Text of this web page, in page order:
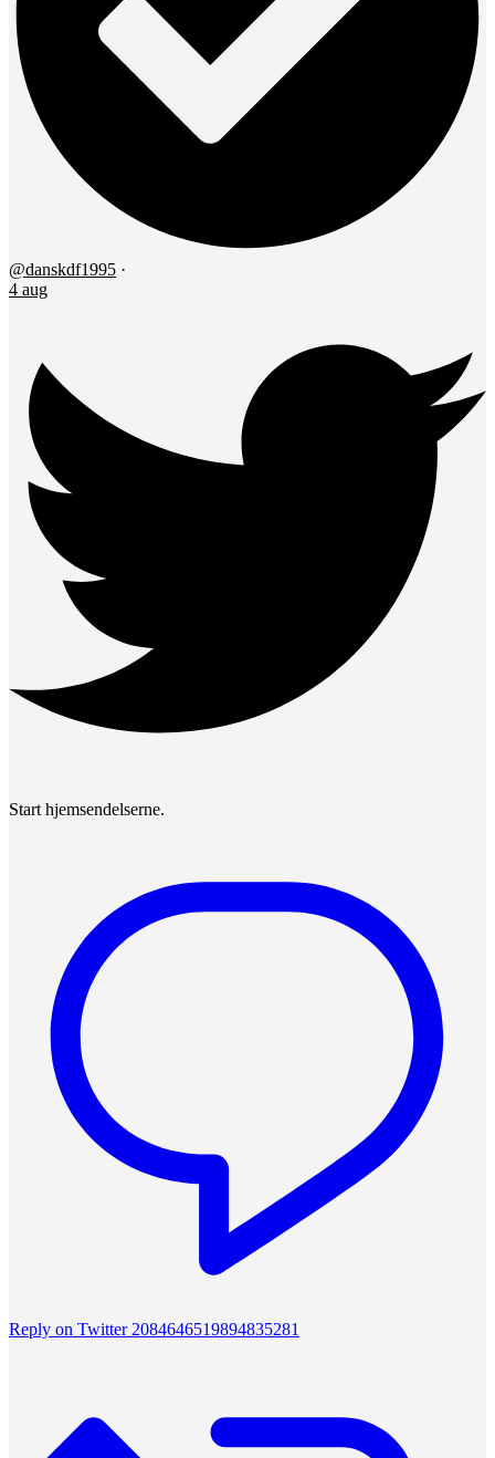
@danskdf1995 ·
4 aug
Start hjemsendelserne.
Reply on Twitter 2084646519894835281